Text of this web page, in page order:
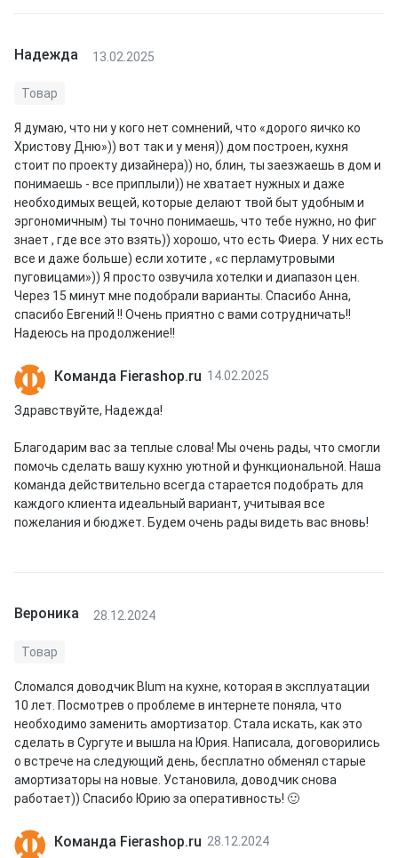
Надежда 13.02.2025
Товар
Я думаю, что ни у кого нет сомнений, что «дорого яичко ко
Христову Дню»)) вот так и у меня)) дом построен, кухня
стоит по проекту дизайнера)) но, блин, ты заезжаешь в дом и
понимаешь - все приплыли)) не хватает нужных и даже
необходимых вещей, которые делают твой быт удобным и
эргономичным) ты точно понимаешь, что тебе нужно, но фиг
знает , где все это взять)) хорошо, что есть Фиера. У них есть
все и даже больше) если хотите , «с перламутровыми
пуговицами»)) Я просто озвучила хотелки и диапазон цен.
Через 15 минут мне подобрали варианты. Спасибо Анна,
спасибо Евгений !! Очень приятно с вами сотрудничать!!
Надеюсь на продолжение!!
Команда Fierashop.ru 14.02.2025
Здравствуйте, Надежда!
Благодарим вас за теплые слова! Мы очень рады, что смогли
помочь сделать вашу кухню уютной и функциональной. Наша
команда действительно всегда старается подобрать для
каждого клиента идеальный вариант, учитывая все
пожелания и бюджет. Будем очень рады видеть вас вновь!
Вероника 28.12.2024
Товар
Сломался доводчик Blum на кухне, которая в эксплуатации
10 лет. Посмотрев о проблеме в интернете поняла, что
необходимо заменить амортизатор. Стала искать, как это
сделать в Сургуте и вышла на Юрия. Написала, договорились
о встрече на следующий день, бесплатно обменял старые
амортизаторы на новые. Установила, доводчик снова
работает)) Спасибо Юрию за оперативность! 🙂
Команда Fierashop.ru 28.12.2024